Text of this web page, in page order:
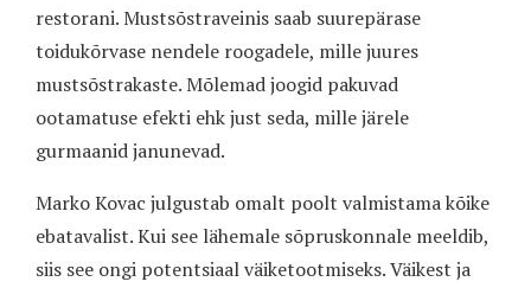
restorani. Mustsõstraveinis saab suurepärase
toidukõrvase nendele roogadele, mille juures
mustsõstrakaste. Mõlemad joogid pakuvad
ootamatuse efekti ehk just seda, mille järele
gurmaanid janunevad.
Marko Kovac julgustab omalt poolt valmistama kõike
ebatavalist. Kui see lähemale sõpruskonnale meeldib,
siis see ongi potentsiaal väiketootmiseks. Väikest ja